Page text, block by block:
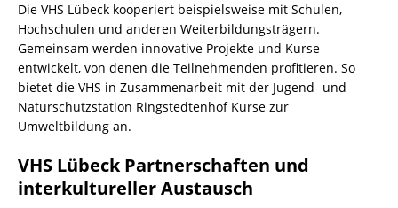
Die VHS Lübeck kooperiert beispielsweise mit Schulen,
Hochschulen und anderen Weiterbildungsträgern.
Gemeinsam werden innovative Projekte und Kurse
entwickelt, von denen die Teilnehmenden profitieren. So
bietet die VHS in Zusammenarbeit mit der Jugend- und
Naturschutzstation Ringstedtenhof Kurse zur
Umweltbildung an.
VHS Lübeck Partnerschaften und
interkultureller Austausch